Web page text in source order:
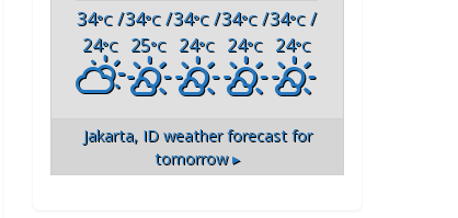
34°C/
24°C
34°C/
25°C
34°C/
24°C
34°C/
24°C
34°C /
24°C
Jakarta, IDweather forecast for
tomorrow ▸